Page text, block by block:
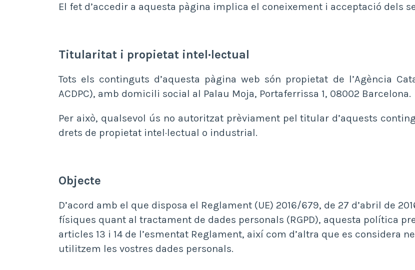
El fet d’accedir a aquesta pàgina implica el coneixement i acceptació dels
Titularitat i propietat intel·lectual
Tots els continguts d’aquesta pàgina web són propietat de l’Agència
ACDPC), amb domicili social al Palau Moja, Portaferrissa 1, 08002 Barcelona.
Per això, qualsevol ús no autoritzat prèviament pel titular d’aquests
drets de propietat intel·lectual o industrial.
Objecte
D’acord amb el que disposa el Reglament (UE) 2016/679, de 27 d’abril de
físiques quant al tractament de dades personals (RGPD), aquesta política
articles 13 i 14 de l’esmentat Reglament, així com d’altra que es considera
utilitzem les vostres dades personals.